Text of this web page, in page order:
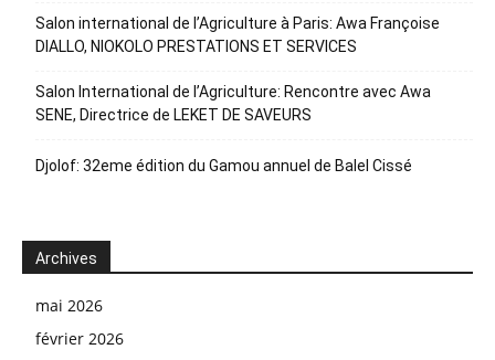
Salon international de l’Agriculture à Paris: Awa Françoise
DIALLO, NIOKOLO PRESTATIONS ET SERVICES
Salon International de l’Agriculture: Rencontre avec Awa
SENE, Directrice de LEKET DE SAVEURS
Djolof: 32eme édition du Gamou annuel de Balel Cissé
Archives
mai 2026
février 2026